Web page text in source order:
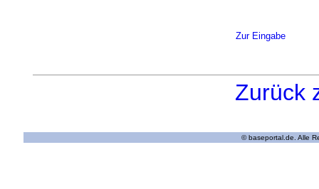
Zur Eingabe
Zurück
© baseportal.de. Alle